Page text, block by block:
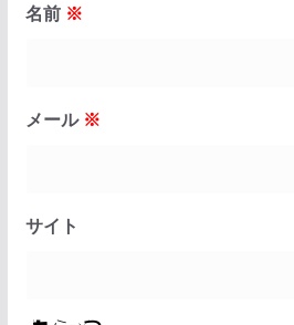
名前 ※
メール ※
サイト